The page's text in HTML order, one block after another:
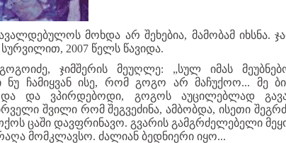
მოხდა არ შეხებია, მამობამ იხსნა.
2007 წელს წავიდა.
ჯიმშერის მეუღლე: „სულ იმას
ნუ ჩამიყვან ისე, რომ გოგო არ მაჩუქოო... მე
და ვპირდებოდი, გოგოს აუცილებლად
შვილი რომ შეგვეძინა, ამბობდა, ისეთი
ცაში დავფრინავო. გვარის გამგრძელებელი
მომკლავსო. ძალიან ბედნიერი იყო...